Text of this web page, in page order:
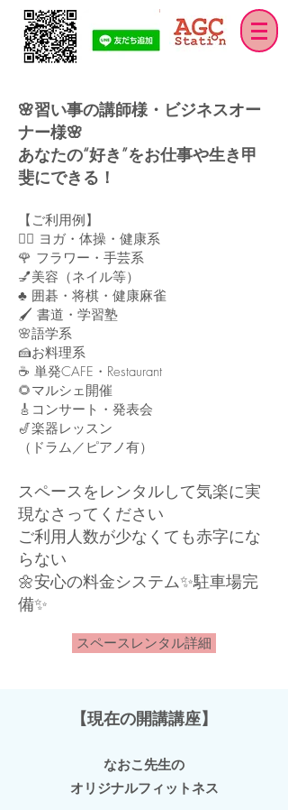
🌸習い事の講師様・ビジネスオー
ナー様🌸
あなたの“好き”をお仕事や生き甲
斐にできる！
【ご利用例】
🧘‍♀️ ヨガ・体操・健康系
🌹 フラワー・手芸系
💅美容（ネイル等）
♣ 囲碁・将棋・健康麻雀
🖌 書道・学習塾
🌸語学系
🍰お料理系
☕ 単発CAFE・Restaurant
​🌻マルシェ開催
🎸コンサート・発表会
🎷楽器レッスン
（ドラム／ピアノ有）
スペースをレンタルして気楽に実
現なさってください
ご利用人数が少なくても赤字にな
らない
🌼安心の料金システム✨駐車場完
備✨
スペースレンタル詳細
【現在の開講講座】
なおこ先生の
オリジナルフィットネス